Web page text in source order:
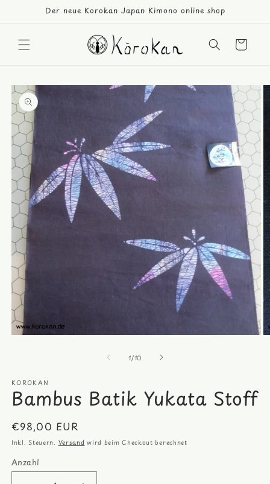
Der neue Korokan Japan Kimono online shop
Warenkorb
1/von
10
KOROKAN
Bambus Batik Yukata Stoff
Normaler
Preis
€98,00 EUR
Inkl. Steuern. Versand wird beim Checkout berechnet
Anzahl
Anzahl